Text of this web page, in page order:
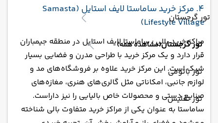
تور گرجستان
تور گرجستان(مشاهده همه)
تور باتومی
تور تفلیس
4. مرکز خرید ساماستا لایف استایل (Samasta
Lifestyle Village)
مراکز خرید بالی : ساماستا لایف استایل در منطقه جیمباران
قرار دارد و یک مرکز خرید با طراحی مدرن و فضایی بسیار
شیک است. این مرکز خرید علاوه بر فروشگاه‌های مد و
لوازم جانبی، امکاناتی مثل گالری‌های هنری، مغازه‌های
صنایع دستی و محصولات خاص بالیایی را نیز داراست.
ساماستا به عنوان یکی از مراکز خرید متفاوت بالی شناخته